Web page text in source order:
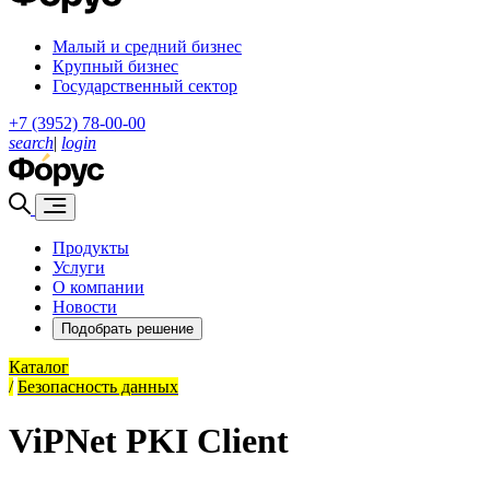
Малый и средний бизнес
Крупный бизнес
Государственный сектор
+7 (3952) 78-00-00
search| login
Продукты
Услуги
О компании
Новости
Подобрать решение
Каталог
/ Безопасность данных
ViPNet PKI Client